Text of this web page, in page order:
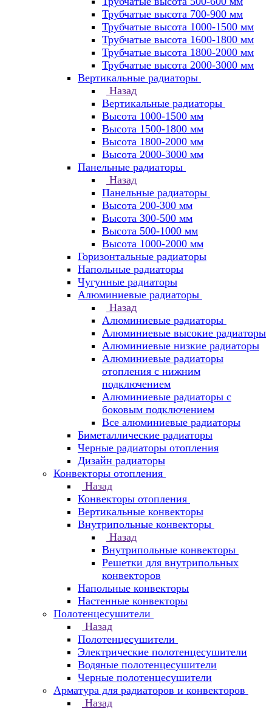
Трубчатые высота 700-900 мм
Трубчатые высота 1000-1500 мм
Трубчатые высота 1600-1800 мм
Трубчатые высота 1800-2000 мм
Трубчатые высота 2000-3000 мм
Вертикальные радиаторы
Назад
Вертикальные радиаторы
Высота 1000-1500 мм
Высота 1500-1800 мм
Высота 1800-2000 мм
Высота 2000-3000 мм
Панельные радиаторы
Назад
Панельные радиаторы
Высота 200-300 мм
Высота 300-500 мм
Высота 500-1000 мм
Высота 1000-2000 мм
Горизонтальные радиаторы
Напольные радиаторы
Чугунные радиаторы
Алюминиевые радиаторы
Назад
Алюминиевые радиаторы
Алюминиевые высокие радиаторы
Алюминиевые низкие радиаторы
Алюминиевые радиаторы
отопления с нижним
подключением
Алюминиевые радиаторы с
боковым подключением
Все алюминиевые радиаторы
Биметаллические радиаторы
Черные радиаторы отопления
Дизайн радиаторы
Конвекторы отопления
Назад
Конвекторы отопления
Вертикальные конвекторы
Внутрипольные конвекторы
Назад
Внутрипольные конвекторы
Решетки для внутрипольных
конвекторов
Напольные конвекторы
Настенные конвекторы
Полотенцесушители
Назад
Полотенцесушители
Электрические полотенцесушители
Водяные полотенцесушители
Черные полотенцесушители
Арматура для радиаторов и конвекторов
Назад